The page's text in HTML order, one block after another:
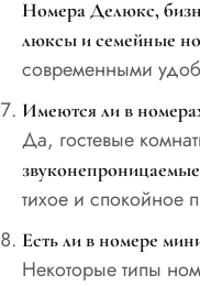
Номера Делюкс,
люксы и семейные
современными
Имеются ли в
Да, гостевые
тихое и спокойное
Есть ли в номере
Некоторые типы